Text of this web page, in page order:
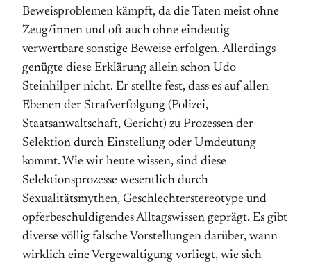
Beweisproblemen kämpft, da die Taten meist ohne
Zeug/innen und oft auch ohne eindeutig
verwertbare sonstige Beweise erfolgen. Allerdings
genügte diese Erklärung allein schon Udo
Steinhilper nicht. Er stellte fest, dass es auf allen
Ebenen der Strafverfolgung (Polizei,
Staatsanwaltschaft, Gericht) zu Prozessen der
Selektion durch Einstellung oder Umdeutung
kommt. Wie wir heute wissen, sind diese
Selektionsprozesse wesentlich durch
Sexualitätsmythen, Geschlechterstereotype und
opferbeschuldigendes Alltagswissen geprägt. Es gibt
diverse völlig falsche Vorstellungen darüber, wann
wirklich eine Vergewaltigung vorliegt, wie sich